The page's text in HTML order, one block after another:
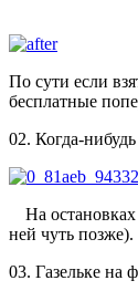
По сути если
бесплатные
02. Когда-
На
ней чуть позже).
03. Газельке на